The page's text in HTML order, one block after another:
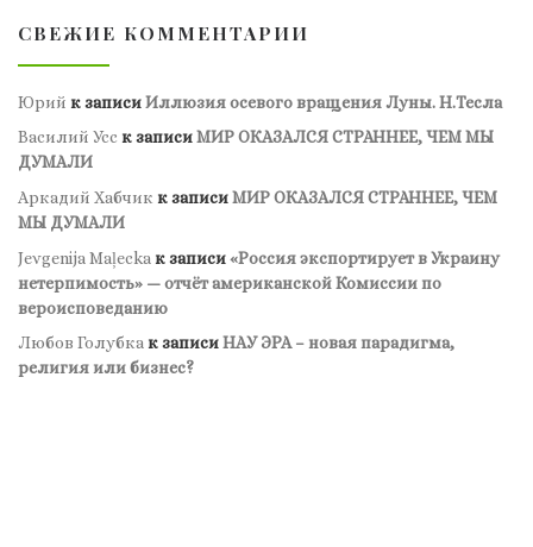
СВЕЖИЕ КОММЕНТАРИИ
Юрий к записиИллюзия осевого вращения Луны. Н.Тесла
Василий Усс к записиМИР ОКАЗАЛСЯ СТРАННЕЕ, ЧЕМ МЫ
ДУМАЛИ
Аркадий Хабчик к записиМИР ОКАЗАЛСЯ СТРАННЕЕ, ЧЕМ
МЫ ДУМАЛИ
Jevgenija Maļecka к записи«Россия экспортирует в Украину
нетерпимость» — отчёт американской Комиссии по
вероисповеданию
Любов Голубкак записиНАУ ЭРА – новая парадигма,
религия или бизнес?